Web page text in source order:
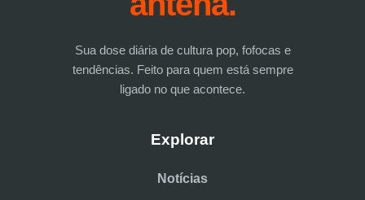
Sua dose diária de cultura pop, fofocas e
tendências. Feito para quem está sempre
ligado no que acontece.
Explorar
Notícias